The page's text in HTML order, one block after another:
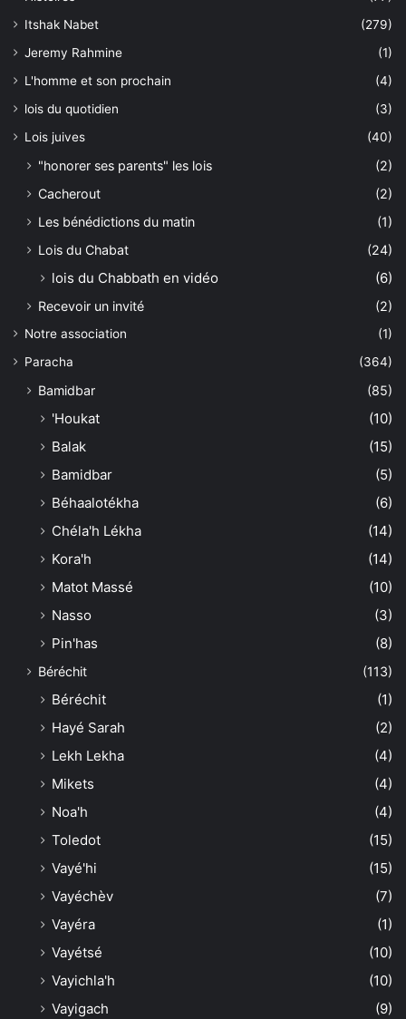
Itshak Nabet
(279)
Jeremy Rahmine
(1)
L'homme et son prochain
(4)
lois du quotidien
(3)
Lois juives
(40)
"honorer ses parents" les lois
(2)
Cacherout
(2)
Les bénédictions du matin
(1)
Lois du Chabat
(24)
lois du Chabbath en vidéo (6)
Recevoir un invité (2)
Notre association
(1)
Paracha
(364)
Bamidbar (85)
'Houkat
(10)
Balak
(15)
Bamidbar
(5)
Béhaalotékha
(6)
Chéla'h Lékha
(14)
Kora'h
(14)
Matot Massé
(10)
Nasso
(3)
Pin'has
(8)
Béréchit (113)
Béréchit
(1)
Hayé Sarah
(2)
Lekh Lekha
(4)
Mikets
(4)
Noa'h
(4)
Toledot
(15)
Vayé'hi
(15)
Vayéchèv
(7)
Vayéra
(1)
Vayétsé
(10)
Vayichla'h
(10)
Vayigach
(9)